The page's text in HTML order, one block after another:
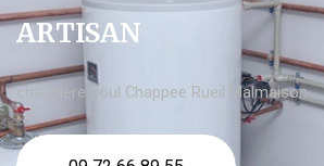
ARTISAN
chaudière fioul Chappee Rueil Malmaison